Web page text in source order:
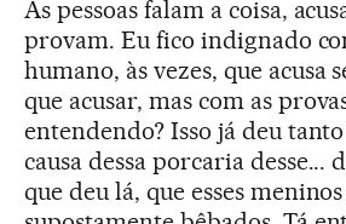
As pessoas falam a coisa,
provam. Eu fico indignado
humano, às vezes, que acusa
que acusar, mas com as
entendendo? Isso já deu
causa dessa porcaria desse...
que deu lá, que esses